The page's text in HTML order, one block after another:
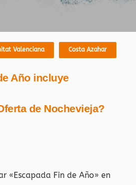
Valenciana Costa Azahar
Año incluye
de Nochevieja?
«Escapada Fin de Año» en